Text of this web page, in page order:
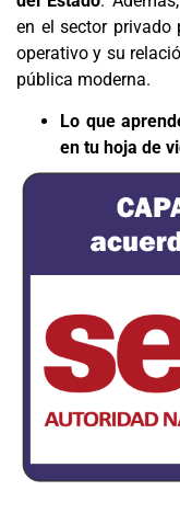
en el sector privado
operativo y su
pública moderna.
Lo que
en tu hoja de